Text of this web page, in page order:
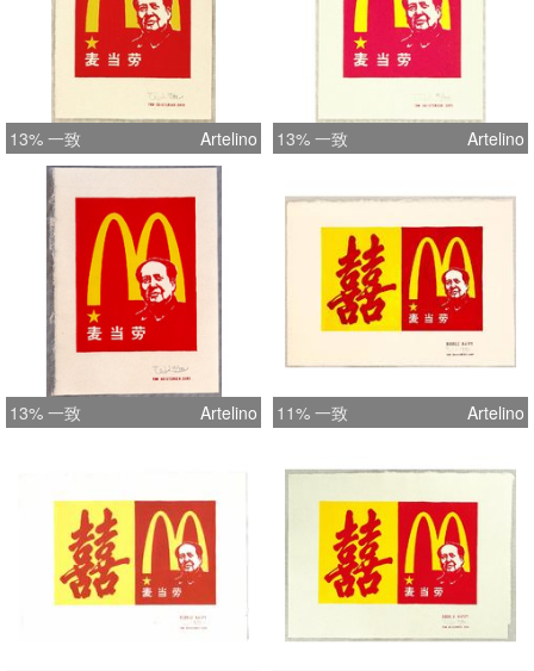
13% 一致 Artelino 13% 一致 Artelino
13% 一致 Artelino 11% 一致 Artelino